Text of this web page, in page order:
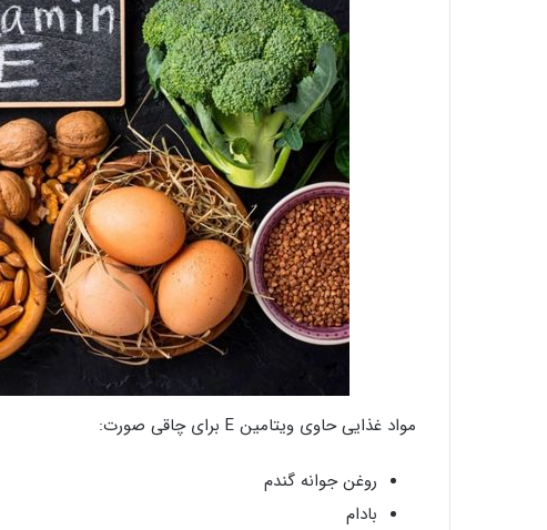
مواد غذایی حاوی ویتامین E برای چاقی صورت:
روغن جوانه گندم
بادام